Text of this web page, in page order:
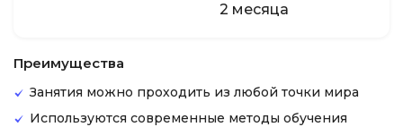
2 месяца
Преимущества
Занятия можно проходить из любой точки мира
Используются современные методы обучения